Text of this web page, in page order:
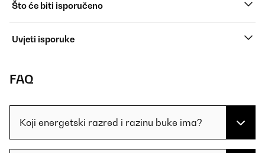
Što će biti isporučeno
Uvjeti isporuke
FAQ
Koji energetski razred i razinu buke ima?